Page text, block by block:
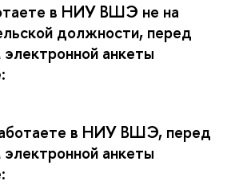
в НИУ ВШЭ не на
должности, перед
анкеты
в НИУ ВШЭ, перед
анкеты